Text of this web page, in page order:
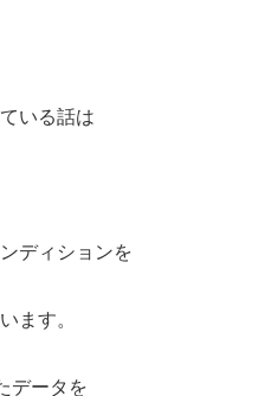
いる話は
ディションを
ます。
データを